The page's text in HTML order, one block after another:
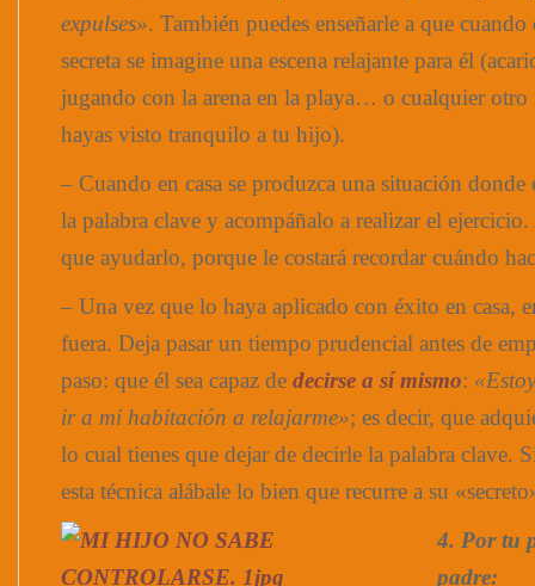
expulses». También puedes enseñarle a que cuando
secreta se imagine una escena relajante para él
jugando con la arena en la playa… o cualquier otro
hayas visto tranquilo a tu hijo).
– Cuando en casa se produzca una situación
la palabra clave y acompáñalo a realizar el
que ayudarlo, porque le costará recordar cuándo
– Una vez que lo haya aplicado con éxito en casa,
fuera. Deja pasar un tiempo prudencial antes de
paso: que él sea capaz de decirse a sí mismo:
ir a mi habitación a relajarme»; es decir, que
lo cual tienes que dejar de decirle la palabra clave.
esta técnica alábale lo bien que recurre a su
4. Por tu
padre: